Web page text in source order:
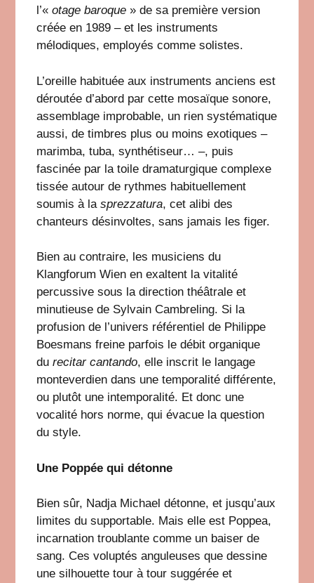
l’«otage baroque » de sa première version
créée en 1989 – et les instruments
mélodiques, employés comme solistes.
L’oreille habituée aux instruments anciens est
déroutée d’abord par cette mosaïque sonore,
assemblage improbable, un rien systématique
aussi, de timbres plus ou moins exotiques –
marimba, tuba, synthétiseur… –, puis
fascinée par la toile dramaturgique complexe
tissée autour de rythmes habituellement
soumis à lasprezzatura, cet alibi des
chanteurs désinvoltes, sans jamais les figer.
Bien au contraire, les musiciens du
Klangforum Wien en exaltent la vitalité
percussive sous la direction théâtrale et
minutieuse de Sylvain Cambreling. Si la
profusion de l’univers référentiel de Philippe
Boesmans freine parfois le débit organique
durecitar cantando, elle inscrit le langage
monteverdien dans une temporalité différente,
ou plutôt une intemporalité. Et donc une
vocalité hors norme, qui évacue la question
du style.
Une Poppée qui détonne
Bien sûr, Nadja Michael détonne, et jusqu’aux
limites du supportable. Mais elle est Poppea,
incarnation troublante comme un baiser de
sang. Ces voluptés anguleuses que dessine
une silhouette tour à tour suggérée et